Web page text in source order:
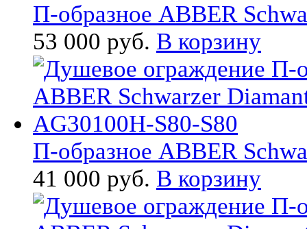
П-образное ABBER
53 000 руб. В корзину
П-образное ABBER
41 000 руб. В корзину